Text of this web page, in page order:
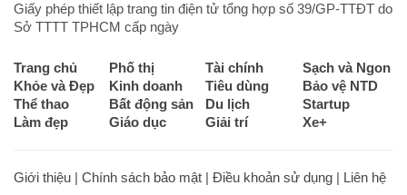
Giấy phép thiết lập trang tin điện tử tổng hợp số 39/GP-TTĐT do
Sở TTTT TPHCM cấp ngày
Trang chủ Phố thị Tài chính
Sạch và Ngon
Khỏe và Đẹp
Kinh doanh Tiêu dùng
Bảo vệ NTD
Thể thao
Bất động sản Du lịch
Startup
Làm đẹp
Giáo dục Giải trí Xe+
Giới thiệu | Chính sách bảo mật | Điều khoản sử dụng | Liên hệ